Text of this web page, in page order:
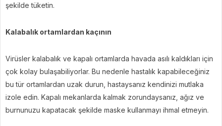
şekilde tüketin.
Kalabalık ortamlardan kaçının
Virüsler kalabalık ve kapalı ortamlarda havada asılı kaldıkları için
çok kolay bulaşabiliyorlar. Bu nedenle hastalık kapabileceğiniz
bu tür ortamlardan uzak durun, hastaysanız kendinizi mutlaka
izole edin. Kapalı mekanlarda kalmak zorundaysanız, ağız ve
burnunuzu kapatacak şekilde maske kullanmayı ihmal etmeyin.